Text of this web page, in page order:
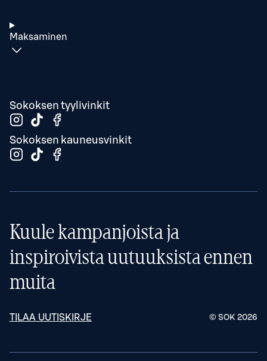
Maksaminen
Sokoksen tyylivinkit
Sokoksen kauneusvinkit
Kuule kampanjoista ja
inspiroivista uutuuksista ennen
muita
TILAA UUTISKIRJE © SOK 2026